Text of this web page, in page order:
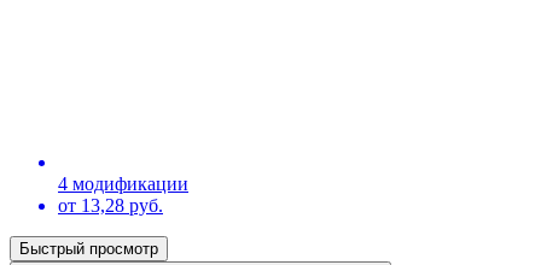
4 модификации
от 13,28 руб.
Быстрый просмотр